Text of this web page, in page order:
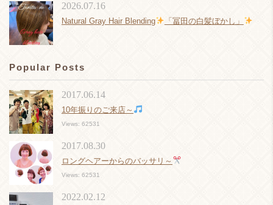
Natural Gray Hair Blending 「冨田の白髪ぼかし」
2026.07.16
Popular Posts
10年振りのご来店～
2017.06.14
Views: 62531
ロングヘアーからのバッサリ～
2017.08.30
Views: 62531
2022.02.12